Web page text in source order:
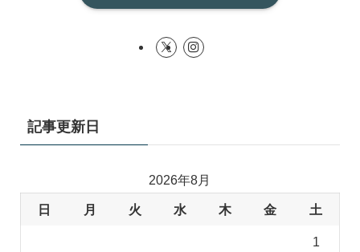
記事更新日
2026年8月
日 月 火 水 木 金 土
1